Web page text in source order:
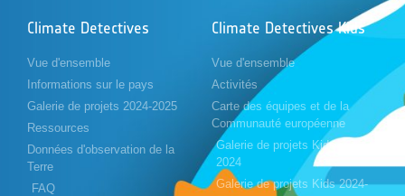
Climate Detectives
Vue d'ensemble
Informations sur le pays
Galerie de projets 2024-2025
Ressources
Données d'observation de la
Terre
FAQ
Climate Detectives Kids
Vue d'ensemble
Activités
Carte des équipes et de la
Communauté européenne
Galerie de projets Kids 2023-
2024
Galerie de projets Kids 2024-